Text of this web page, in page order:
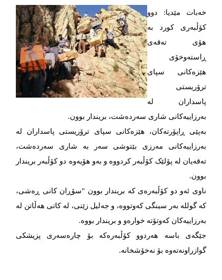
خەبات مێدیا: دوو
کۆڵبەری کورد بە
هۆی تەقەی
ڕاستەوخۆی
هێزەکانی سپای
ترۆریستی
پاسداران لە
بەرزاییەکانی شاری سەردەشت، بریندار بوون.
بەپێی ڕاپۆرتەکان، هێزەکانی سپای ترۆریستی پاسداران لە
بەرزاییەکانی مەرزی بێتوشی سەر بە شاری سەردەشت،
تەقەیان لە پۆلێک کۆڵبەر کردووە و بەو هۆیەوە دو کۆڵبەر بریندار
بوون.
ناوی ئەو دو کۆڵبەرەی کە بریندار بوون "سۆڕان کانی ڕەشی،
کە گوللە بەر سینگی کەوتووە، و جەلیل زێنی، لە کاتی هەڵاتن لە
بەرزاییەکان کەوتۆتە خوارەو و بریندار بووە.
جێگەی باسە هەردوو کۆڵبەرەکە بۆ چارەسەری پزیشکی
گوازراونەتەوە بۆ نەخۆشخانە.